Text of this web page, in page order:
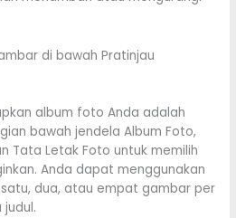
album foto Anda adalah
bawah jendela Album Foto,
Tata Letak Foto untuk memilih
Anda dapat menggunakan
dua, atau empat gambar per